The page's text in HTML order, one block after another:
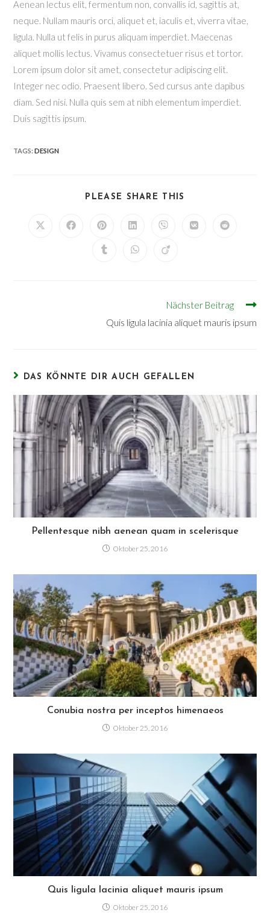
Aenean lectus elit, fermentum non, convallis id, sagittis at,
neque. Nullam mauris orci, aliquet et, iaculis et, viverra vitae,
ligula. Nulla ut felis in purus aliquam imperdiet. Maecenas
aliquet mollis lectus. Vivamus consectetuer risus et tortor.
Lorem ipsum dolor sit amet, consectetur adipiscing elit.
Integer nec odio. Praesent libero. Sed cursus ante dapibus
diam. Sed nisi. Nulla quis sem at nibh elementum imperdiet.
Duis sagittis ipsum.
TAGS:DESIGN
PLEASE SHARE THIS
Nächster Beitrag
Quis ligula lacinia aliquet mauris ipsum
DAS KÖNNTE DIR AUCH GEFALLEN
Pellentesque nibh aenean quam in scelerisque
Oktober 25, 2016
Conubia nostra per inceptos himenaeos
Oktober 25, 2016
Quis ligula lacinia aliquet mauris ipsum
Oktober 25, 2016